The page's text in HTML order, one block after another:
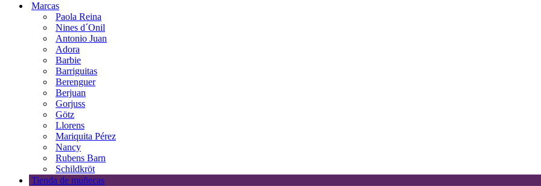
Marcas
Paola Reina
Nines d´Onil
Antonio Juan
Adora
Barbie
Barriguitas
Berenguer
Berjuan
Gorjuss
Götz
Llorens
Mariquita Pérez
Nancy
Rubens Barn
Schildkröt
Tienda de muñecas